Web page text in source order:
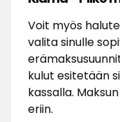
Voit myös
valita sinulle
kulut esitetään
kassalla.
eriin.